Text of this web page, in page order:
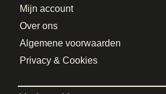
Mijn account
Over ons
Algemene voorwaarden
Privacy & Cookies